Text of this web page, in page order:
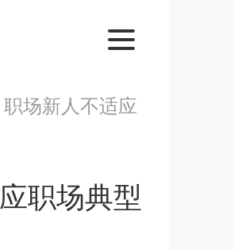
场新人不适应
职场典型